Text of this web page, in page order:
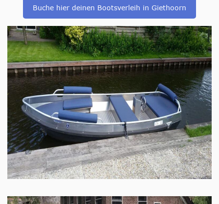
Buche hier deinen Bootsverleih in Giethoorn